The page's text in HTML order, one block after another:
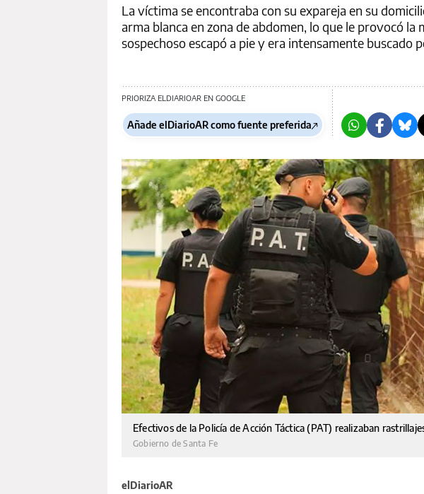
La víctima se encontraba con su expareja en su
arma blanca en zona de abdomen, lo que le provocó
sospechoso escapó a pie y era intensamente buscado
PRIORIZA ELDIARIOAR EN GOOGLE
Añade elDiarioAR como fuente preferida
Efectivos de la Policía de Acción Táctica (PAT) realizaban
Gobierno de Santa Fe
elDiarioAR